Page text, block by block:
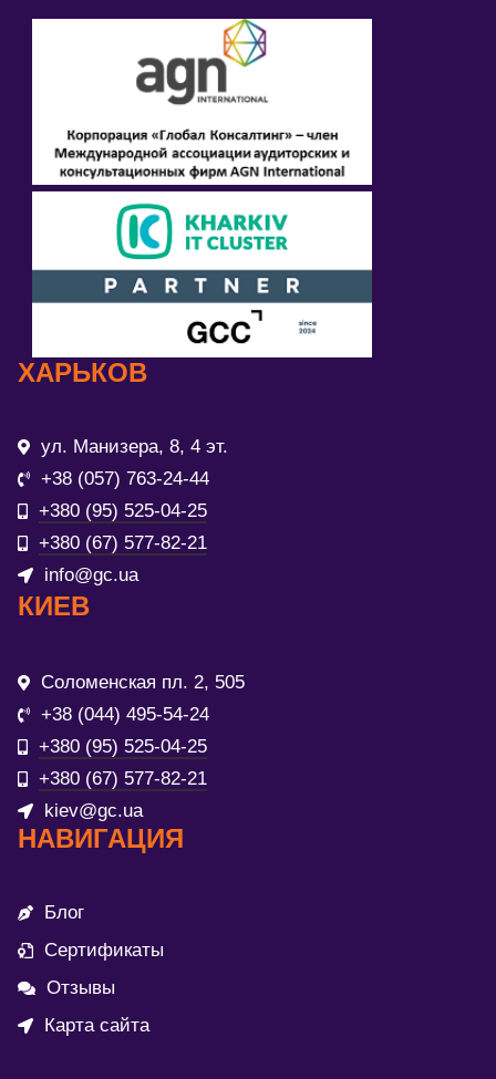
ХАРЬКОВ
ул. Манизера, 8, 4 эт.
+38 (057) 763-24-44
+380 (95) 525-04-25
+380 (67) 577-82-21
info@gc.ua
КИЕВ
Соломенская пл. 2, 505
+38 (044) 495-54-24
+380 (95) 525-04-25
+380 (67) 577-82-21
kiev@gc.ua
НАВИГАЦИЯ
Блог
Сертификаты
Отзывы
Карта сайта